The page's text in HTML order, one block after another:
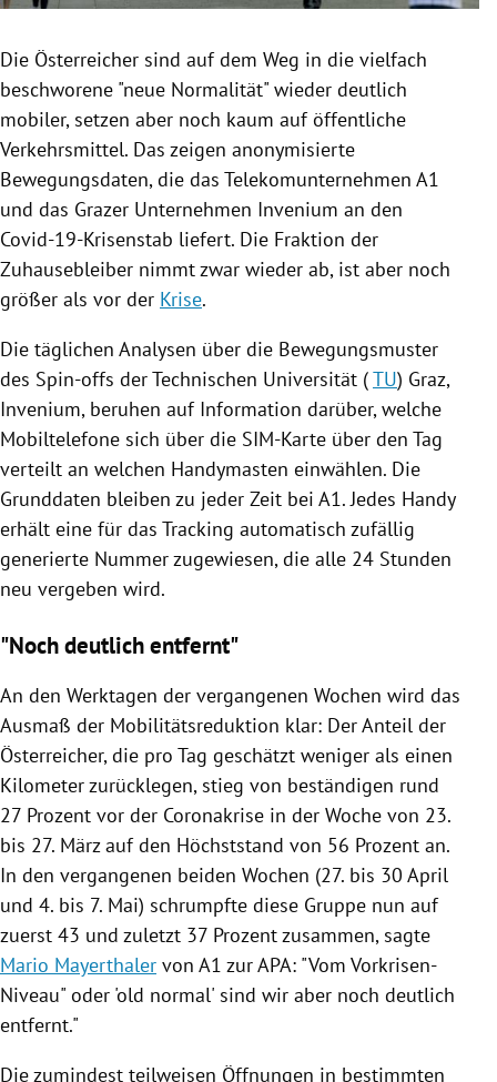
Untermenü
Die Österreicher sind auf dem Weg in die vielfach
beschworene "neue Normalität" wieder deutlich
mobiler, setzen aber noch kaum auf öffentliche
Verkehrsmittel. Das zeigen anonymisierte
Bewegungsdaten, die das Telekomunternehmen A1
und das Grazer Unternehmen Invenium an den
Covid-19-Krisenstab liefert. Die Fraktion der
Zuhausebleiber nimmt zwar wieder ab, ist aber noch
größer als vor der Krise.
Die täglichen Analysen über die Bewegungsmuster
des Spin-offs der Technischen Universität (TU) Graz,
Invenium, beruhen auf Information darüber, welche
Mobiltelefone sich über die SIM-Karte über den Tag
verteilt an welchen Handymasten einwählen. Die
Grunddaten bleiben zu jeder Zeit bei A1. Jedes Handy
erhält eine für das Tracking automatisch zufällig
generierte Nummerzugewiesen, die alle 24 Stunden
neu vergeben wird.
"Noch deutlich entfernt"
An den Werktagen der vergangenen Wochen wird das
Ausmaß der Mobilitätsreduktion klar: Der Anteil der
Österreicher, die pro Tag geschätzt weniger als einen
Kilometer zurücklegen, stieg von beständigen rund
27 Prozent vor der Coronakrise in der Woche von 23.
bis 27. März auf den Höchststand von 56 Prozent an.
In den vergangenen beiden Wochen (27. bis 30 April
und 4. bis 7. Mai) schrumpfte diese Gruppe nun auf
zuerst 43 und zuletzt 37 Prozent zusammen, sagte
Mario Mayerthaler von A1 zurAPA: "Vom Vorkrisen-
Niveau" oder 'old normal' sind wir aber noch deutlich
entfernt."
Die zumindest teilweisen Öffnungen in bestimmten